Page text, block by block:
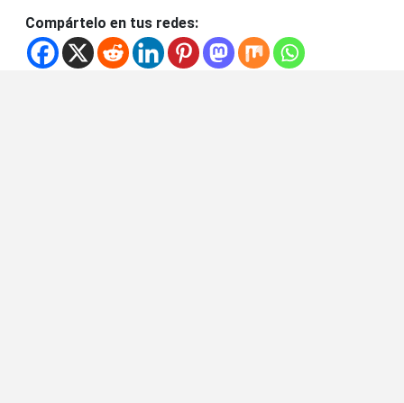
Compártelo en tus redes: